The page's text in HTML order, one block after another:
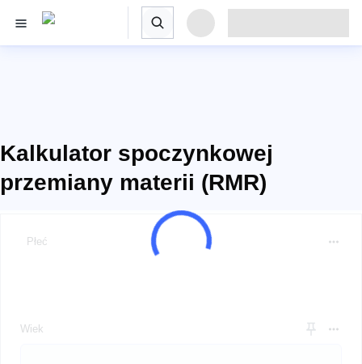
Kalkulator spoczynkowej
przemiany materii (RMR)
Płeć
Wiek